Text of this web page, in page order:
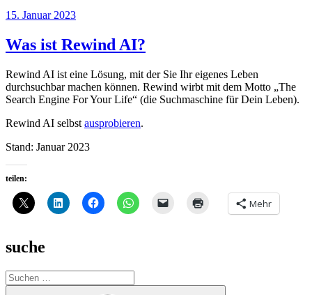
Veröffentlicht
15. Januar 2023
Was ist Rewind AI?
Rewind AI ist eine Lösung, mit der Sie Ihr eigenes Leben
durchsuchbar machen können. Rewind wirbt mit dem Motto „The
Search Engine For Your Life“ (die Suchmaschine für Dein Leben).
Rewind AI selbst ausprobieren.
Stand: Januar 2023
teilen:
Mehr
suche
Suche
nach: